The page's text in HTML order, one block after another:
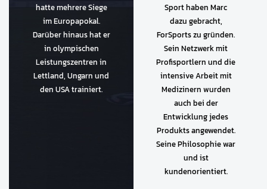
hatte mehrere Siege
im Europapokal.
Darüber hinaus hat er
in olympischen
Leistungszentren in
Lettland, Ungarn und
den USA trainiert.
Sport haben Marc
dazu gebracht,
ForSports zu gründen.
Sein Netzwerk mit
Profisportlern und die
intensive Arbeit mit
Medizinern wurden
auch bei der
Entwicklung jedes
Produkts angewendet.
Seine Philosophie war
und ist
kundenorientiert.